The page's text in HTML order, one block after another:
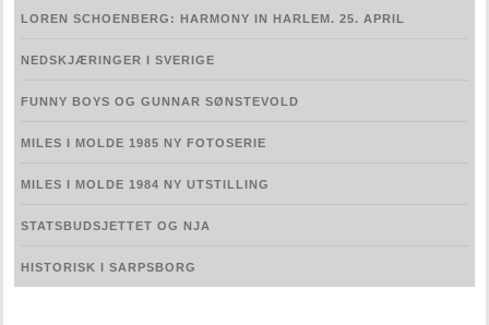
LOREN SCHOENBERG: HARMONY IN HARLEM. 25. APRIL
NEDSKJÆRINGER I SVERIGE
FUNNY BOYS OG GUNNAR SØNSTEVOLD
MILES I MOLDE 1985 NY FOTOSERIE
MILES I MOLDE 1984 NY UTSTILLING
STATSBUDSJETTET OG NJA
HISTORISK I SARPSBORG